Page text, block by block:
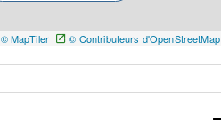
© MapTiler © Contributeurs d'OpenStreetMap